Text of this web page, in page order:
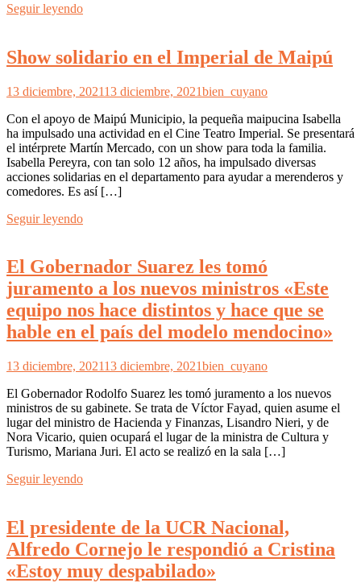
Seguir leyendo
Show solidario en el Imperial de Maipú
13 diciembre, 202113 diciembre, 2021bien_cuyano
Con el apoyo de Maipú Municipio, la pequeña maipucina Isabella
ha impulsado una actividad en el Cine Teatro Imperial. Se presentará
el intérprete Martín Mercado, con un show para toda la familia.
Isabella Pereyra, con tan solo 12 años, ha impulsado diversas
acciones solidarias en el departamento para ayudar a merenderos y
comedores. Es así […]
Seguir leyendo
El Gobernador Suarez les tomó
juramento a los nuevos ministros «Este
equipo nos hace distintos y hace que se
hable en el país del modelo mendocino»
13 diciembre, 202113 diciembre, 2021bien_cuyano
El Gobernador Rodolfo Suarez les tomó juramento a los nuevos
ministros de su gabinete. Se trata de Víctor Fayad, quien asume el
lugar del ministro de Hacienda y Finanzas, Lisandro Nieri, y de
Nora Vicario, quien ocupará el lugar de la ministra de Cultura y
Turismo, Mariana Juri. El acto se realizó en la sala […]
Seguir leyendo
El presidente de la UCR Nacional,
Alfredo Cornejo le respondió a Cristina
«Estoy muy despabilado»